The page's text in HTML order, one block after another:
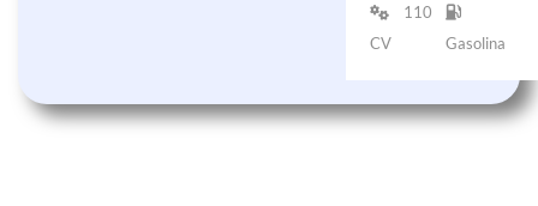
110
CV
Gasolina